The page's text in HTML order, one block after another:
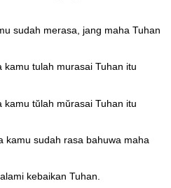
sudah merasa, jang maha Tuhan
kamu tulah murasai Tuhan itu
kamu tŭlah mŭrasai Tuhan itu
kamu sudah rasa bahuwa maha
kebaikan Tuhan.